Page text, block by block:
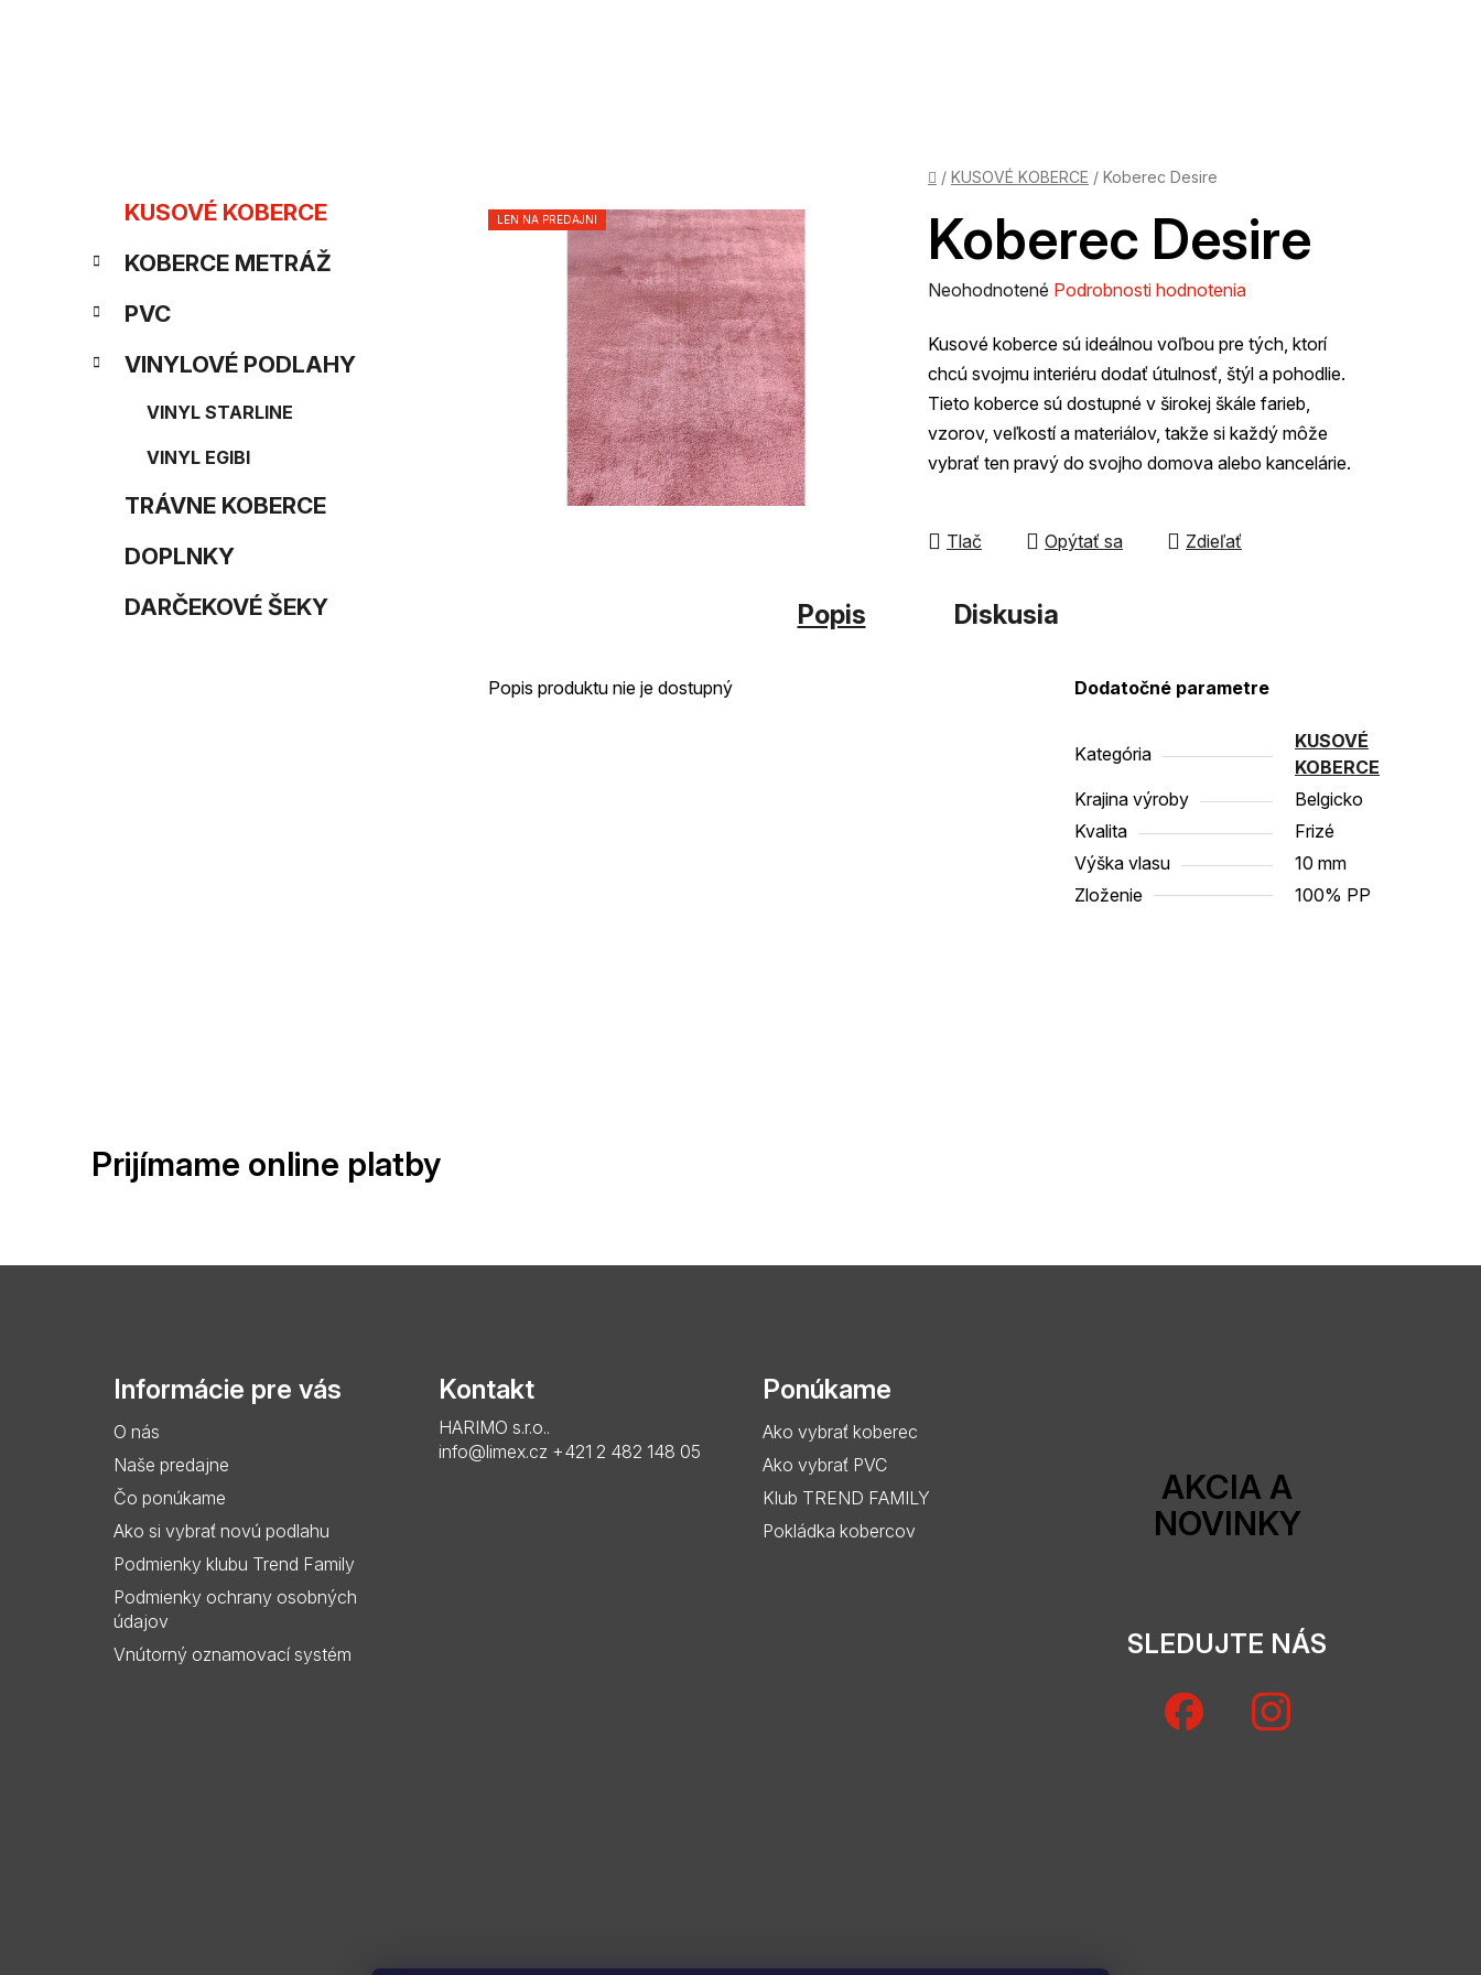
Domov
/ KUSOVÉ KOBERCE / Koberec Desire
o
ý
kategórie
t
e
g
KUSOVÉ KOBERCE
KOBERCE METRÁŽ
PVC
VINYLOVÉ PODLAHY
VINYL STARLINE
VINYL EGIBI
TRÁVNE KOBERCE
DOPLNKY
DARČEKOVÉ ŠEKY
Prijímame online platby
Koberec Desire
Priemerné
produktu
je
0,0
z
5
Neohodnotené Podrobnosti hodnotenia
Kusové koberce sú ideálnou voľbou pre tých, ktorí
chcú svojmu interiéru dodať útulnosť, štýl a pohodlie.
Tieto koberce sú dostupné v širokej škále farieb,
vzorov, veľkostí a materiálov, takže si každý môže
vybrať ten pravý do svojho domova alebo kancelárie.
Tlač Opýtať sa Zdieľať
LEN NA PREDAJNI
Popis Diskusia
Popis produktu nie je dostupný Dodatočné parametre
Kategória
KUSOVÉ
KOBERCE
Krajina výroby
Belgicko
Kvalita
Frizé
Výška vlasu
10 mm
Zloženie
100% PP
Informácie pre vás
O nás
Naše predajne
Čo ponúkame
Ako si vybrať novú podlahu
Podmienky klubu Trend Family
Podmienky ochrany osobných
údajov
Vnútorný oznamovací systém
Kontakt
HARIMO s.r.o..
info@limex.cz +421 2 482 148 05
Ponúkame
Ako vybrať koberec
Ako vybrať PVC
Klub TREND FAMILY
Pokládka kobercov
AKCIA A
NOVINKY
SLEDUJTE NÁS